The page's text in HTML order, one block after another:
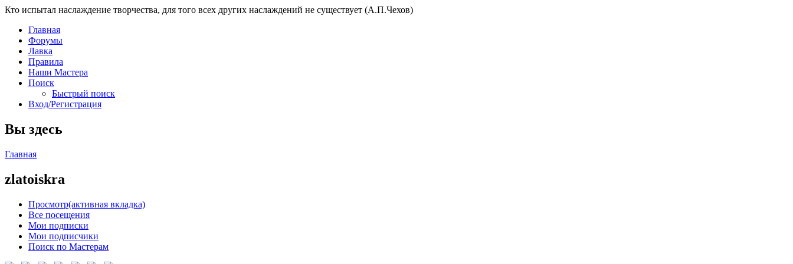
Кто испытал наслаждение творчества, для того всех других наслаждений не существует (А.П.Чехов)
Главная
Форумы
Лавка
Правила
Наши Мастера
Поиск
Быстрый поиск
Вход/Регистрация
Вы здесь
Главная
zlatoiskra
Просмотр(активная вкладка)
Все посещения
Мои подписки
Мои подписчики
Поиск по Мастерам